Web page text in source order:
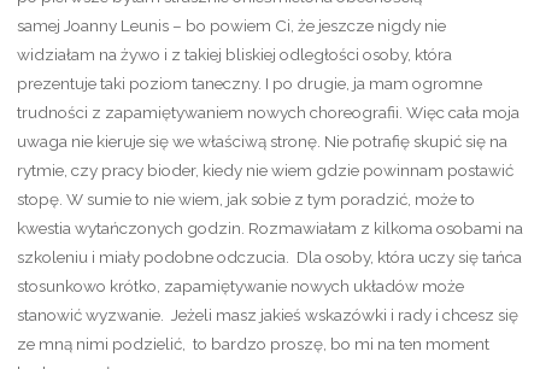
samej Joanny Leunis – bo powiem Ci, że jeszcze nigdy nie
widziałam na żywo i z takiej bliskiej odległości osoby, która
prezentuje taki poziom taneczny. I po drugie, ja mam ogromne
trudności z zapamiętywaniem nowych choreografii. Więc cała moja
uwaga nie kieruje się we właściwą stronę. Nie potrafię skupić się na
rytmie, czy pracy bioder, kiedy nie wiem gdzie powinnam postawić
stopę. W sumie to nie wiem, jak sobie z tym poradzić, może to
kwestia wytańczonych godzin. Rozmawiałam z kilkoma osobami na
szkoleniu i miały podobne odczucia. Dla osoby, która uczy się tańca
stosunkowo krótko, zapamiętywanie nowych układów może
stanowić wyzwanie. Jeżeli masz jakieś wskazówki i rady i chcesz się
ze mną nimi podzielić, to bardzo proszę, bo mi na ten moment